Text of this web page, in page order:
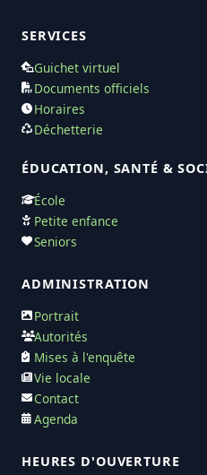
SERVICES
Guichet virtuel
Documents officiels
Horaires
Déchetterie
ÉDUCATION, SANTÉ &
École
Petite enfance
Seniors
ADMINISTRATION
Portrait
Autorités
Mises à l'enquête
Vie locale
Contact
Agenda
HEURES D'OUVERTURE